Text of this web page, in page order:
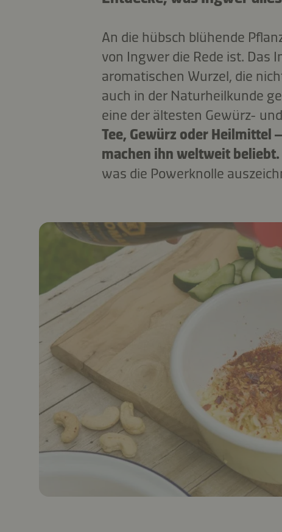
An die hübsch blühende
von Ingwer die Rede ist. Das
aromatischen Wurzel, die
auch in der Naturheilkunde
eine der ältesten Gewürz-
Tee, Gewürz oder Heilmittel
machen ihn weltweit beliebt.
was die Powerknolle